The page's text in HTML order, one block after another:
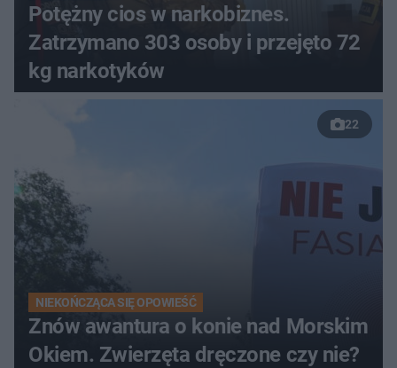
Potężny cios w narkobiznes.
Zatrzymano 303 osoby i przejęto 72
kg narkotyków
22
NIEKOŃCZĄCA SIĘ OPOWIEŚĆ
Znów awantura o konie nad Morskim
Okiem. Zwierzęta dręczone czy nie?